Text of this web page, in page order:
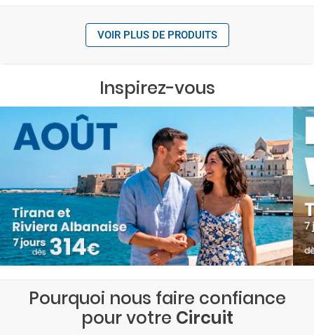
VOIR PLUS DE PRODUITS
Inspirez-vous
Pourquoi nous faire confiance
pour votre Circuit